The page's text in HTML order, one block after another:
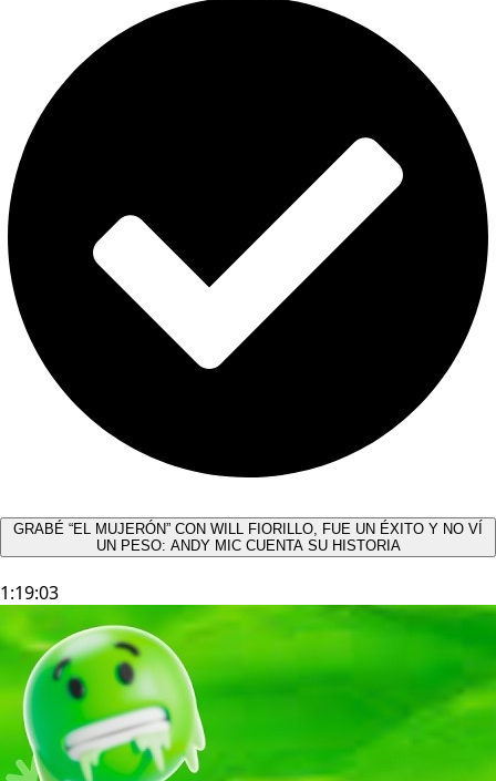
GRABÉ “EL MUJERÓN” CON WILL FIORILLO, FUE UN ÉXITO Y NO VÍ
UN PESO: ANDY MIC CUENTA SU HISTORIA
1:19:03